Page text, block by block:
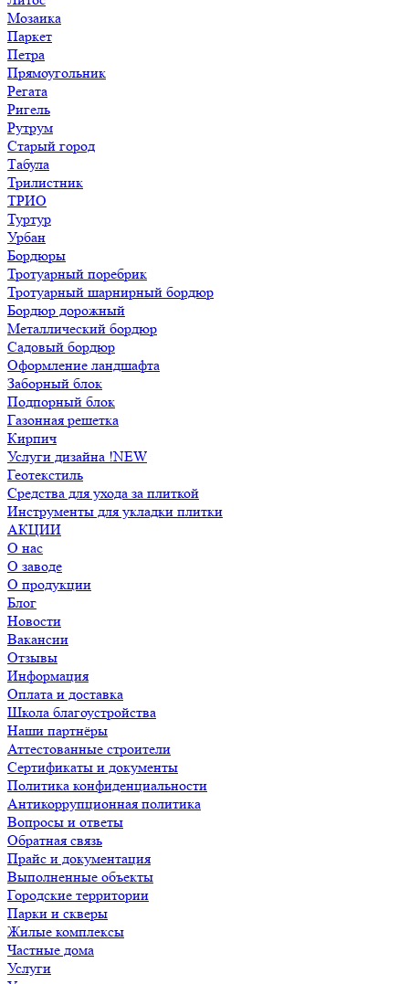
Мозаика
Паркет
Петра
Прямоугольник
Регата
Ригель
Рутрум
Старый город
Табула
Трилистник
ТРИО
Туртур
Урбан
Бордюры
Тротуарный поребрик
Тротуарный шарнирный бордюр
Бордюр дорожный
Металлический бордюр
Садовый бордюр
Оформление ландшафта
Заборный блок
Подпорный блок
Газонная решетка
Кирпич
Услуги дизайна !NEW
Геотекстиль
Средства для ухода за плиткой
Инструменты для укладки плитки
АКЦИИ
О нас
О заводе
О продукции
Блог
Новости
Вакансии
Отзывы
Информация
Оплата и доставка
Школа благоустройства
Наши партнёры
Аттестованные строители
Сертификаты и документы
Политика конфиденциальности
Антикоррупционная политика
Вопросы и ответы
Обратная связь
Прайс и документация
Выполненные объекты
Городские территории
Парки и скверы
Жилые комплексы
Частные дома
Услуги